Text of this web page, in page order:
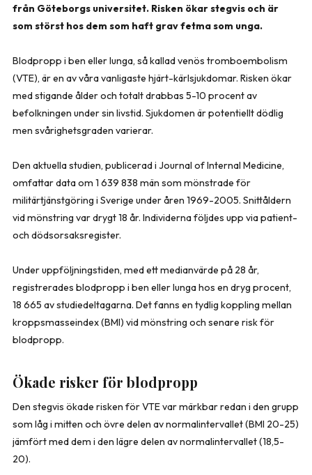
från Göteborgs universitet. Risken ökar stegvis och är
som störst hos dem som haft grav fetma som unga.
Blodpropp i ben eller lunga, så kallad venös tromboembolism
(VTE), är en av våra vanligaste hjärt-kärlsjukdomar. Risken ökar
med stigande ålder och totalt drabbas 5-10 procent av
befolkningen under sin livstid. Sjukdomen är potentiellt dödlig
men svårighetsgraden varierar.
Den aktuella studien, publicerad i Journal of Internal Medicine,
omfattar data om 1 639 838 män som mönstrade för
militärtjänstgöring i Sverige under åren 1969-2005. Snittåldern
vid mönstring var drygt 18 år. Individerna följdes upp via patient-
och dödsorsaksregister.
Under uppföljningstiden, med ett medianvärde på 28 år,
registrerades blodpropp i ben eller lunga hos en dryg procent,
18 665 av studiedeltagarna. Det fanns en tydlig koppling mellan
kroppsmasseindex (BMI) vid mönstring och senare risk för
blodpropp.
Ökade risker för blodpropp
Den stegvis ökade risken för VTE var märkbar redan i den grupp
som låg i mitten och övre delen av normalintervallet (BMI 20-25)
jämfört med dem i den lägre delen av normalintervallet (18,5-
20).